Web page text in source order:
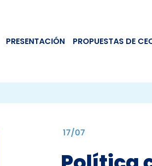
PRESENTACIÓN PROPUESTAS DE
17/07